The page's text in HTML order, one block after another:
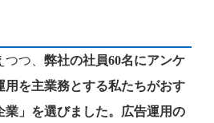
つ、 弊社の社員60名にアンケ
用を主業務とする私たちがおす
業」を選びました。広告運用の